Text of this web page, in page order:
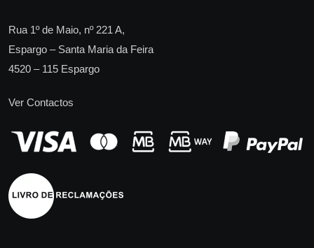
Rua 1º de Maio, nº 221 A,
Espargo – Santa Maria da Feira
4520 – 115 Espargo
Ver Contactos